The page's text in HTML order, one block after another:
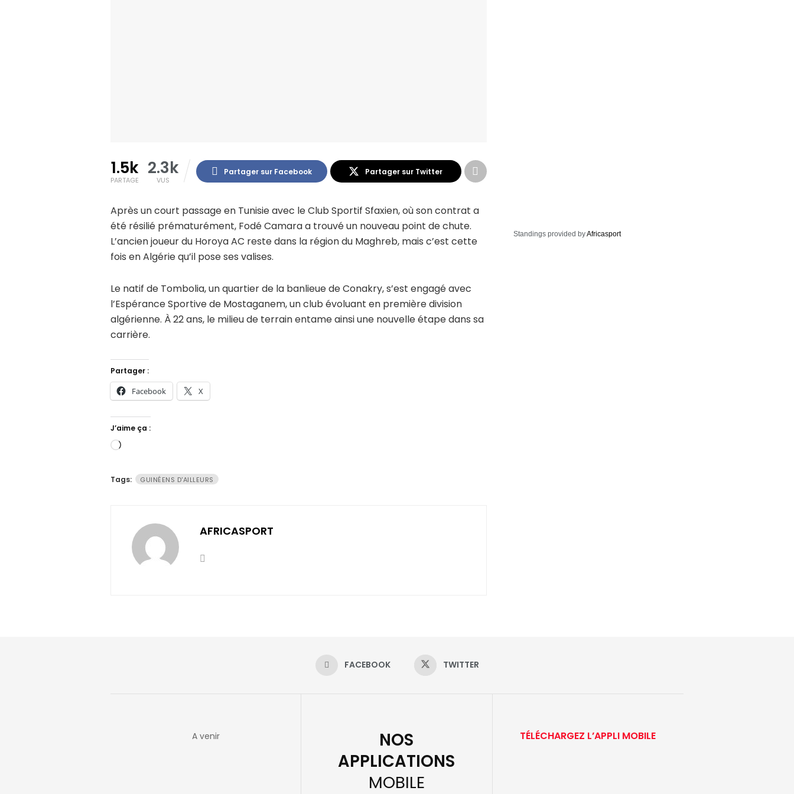
1.5k
PARTAGE
2.3k
VUS
Partager sur Facebook Partager sur Twitter
Après un court passage en Tunisie avec le Club Sportif Sfaxien, où son contrat a
été résilié prématurément, Fodé Camara a trouvé un nouveau point de chute.
L’ancien joueur du Horoya AC reste dans la région du Maghreb, mais c’est cette
fois en Algérie qu’il pose ses valises.
Le natif de Tombolia, un quartier de la banlieue de Conakry, s’est engagé avec
l’Espérance Sportive de Mostaganem, un club évoluant en première division
algérienne. À 22 ans, le milieu de terrain entame ainsi une nouvelle étape dans sa
carrière.
Partager :
Facebook X
J’aime ça :
Chargement…
Tags: GUINÉENS D'AILLEURS
AFRICASPORT
Standings provided byAfricasport
FACEBOOK TWITTER
A venir
NOS
APPLICATIONS
MOBILE
TÉLÉCHARGEZ L’APPLI MOBILE